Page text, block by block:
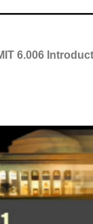
6.006